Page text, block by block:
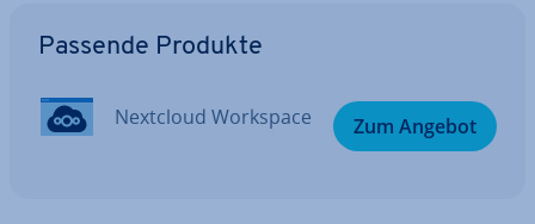
Passende Produkte
Nextcloud Workspace Zum Angebot